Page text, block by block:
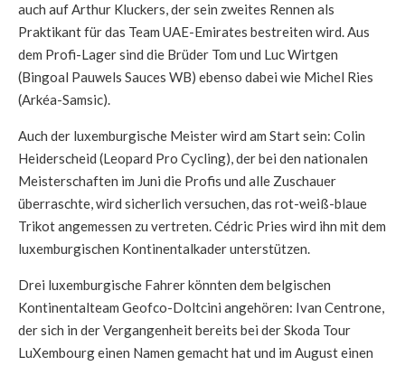
auch auf Arthur Kluckers, der sein zweites Rennen als
Praktikant für das Team UAE-Emirates bestreiten wird. Aus
dem Profi-Lager sind die Brüder Tom und Luc Wirtgen
(Bingoal Pauwels Sauces WB) ebenso dabei wie Michel Ries
(Arkéa-Samsic).
Auch der luxemburgische Meister wird am Start sein: Colin
Heiderscheid (Leopard Pro Cycling), der bei den nationalen
Meisterschaften im Juni die Profis und alle Zuschauer
überraschte, wird sicherlich versuchen, das rot-weiß-blaue
Trikot angemessen zu vertreten. Cédric Pries wird ihn mit dem
luxemburgischen Kontinentalkader unterstützen.
Drei luxemburgische Fahrer könnten dem belgischen
Kontinentalteam Geofco-Doltcini angehören: Ivan Centrone,
der sich in der Vergangenheit bereits bei der Skoda Tour
LuXembourg einen Namen gemacht hat und im August einen